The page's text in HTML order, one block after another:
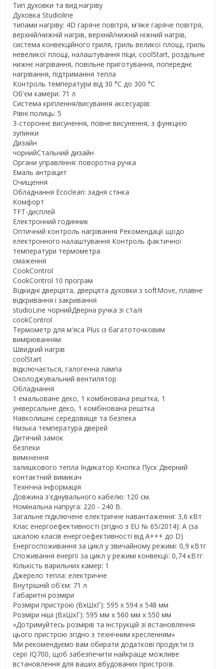
Тип духовки та вид нагріву
Духовка Studioline
типами нагріву: 4D гаряче повітря, м'яке гаряче повітря,
верхній/нижній нагрів, верхній/нижній ніжний нагрів,
система конвекційного гриля, гриль великої площі, гриль
невеликої площі, налаштування піци, coolStart, роздільне
нижнє нагрівання, повільне приготування, попереднє
нагрівання, підтримання тепла
Контроль температури від 30 °C до 300 °C
Об'єм камери: 71 л
Система кріплення/висування аксесуарів:
Рівні полиць: 5
3-стороннє висунення, повне висунення, з функцією
зупинки
Дизайн
чорнийСтальний дизайн
Органи управління: поворотна ручка
Емаль антрацит
Очищення
Обладнання Ecoclean: задня стінка
Комфорт
TFT-дисплей
Електронний годинник
Оптичний контроль нагрівання Рекомендації щодо
електронного налаштування Контроль фактичної
температури термометра
смаження
CookControl
CookControl 10 програм
Відкидні дверцята, дверцята духовки з softMove, плавне
відкривання і закривання
studioLine чорнийДверна ручка зі сталі
cookControl
Термометр для м'яса Plus із багатоточковим
вимірюванням
Швидкий нагрів
coolStart
відключається, галогенна лампа
Охолоджувальний вентилятор
Обладнання
1 емальоване деко, 1 комбінована решітка, 1
універсальне деко, 1 комбінована решітка
Навколишнє середовище та безпека
Низька температура дверей
Дитячий замок
безпеки
вимкнення
залишкового тепла Індикатор Кнопка Пуск Дверний
контактний вимикач
Технічна інформація
Довжина з'єднувального кабелю: 120 см.
Номінальна напруга: 220 - 240 В.
Загальне підключене електричне навантаження: 3,6 кВт
Клас енергоефективності (згідно з EU № 65/2014): A (за
шкалою класів енергоефективності від A+++ до D)
Енергоспоживання за цикл у звичайному режимі: 0,9 кВтг
Споживання енергії за цикл у режимі конвекції: 0,74 кВтг
Кількість варильних камер: 1
Джерело тепла: електричне
Внутрішній об'єм: 71 л
Габаритні розміри
Розміри пристрою (ВхШхГ): 595 x 594 x 548 мм
Розміри ніші (ВхШхГ): 595 мм x 560 мм x 550 мм
«Дотримуйтесь розмірів та інструкцій зі встановлення
цього пристрою згідно з технічним кресленням»
Ми рекомендуємо вам обирати додаткові продукти із
серії IQ700, щоб забезпечити найкраще можливе
встановлення для ваших вбудованих пристроїв.